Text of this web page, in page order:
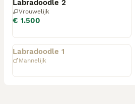
Labradoodle 2
Vrouwelijk
€ 1.500
Geplaatst
Labradoodle 1
Mannelijk